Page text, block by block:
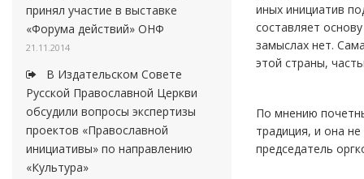
принял участие в выставке
«Форума действий» ОНФ
21.11.2014
В Издательском Совете
Русской Православной Церкви
обсудили вопросы экспертизы
проектов «Православной
инициативы» по направлению
«Культура»
иных инициатив
составляет
замыслах нет.
этой страны,
По мнению
традиция, и она
председатель